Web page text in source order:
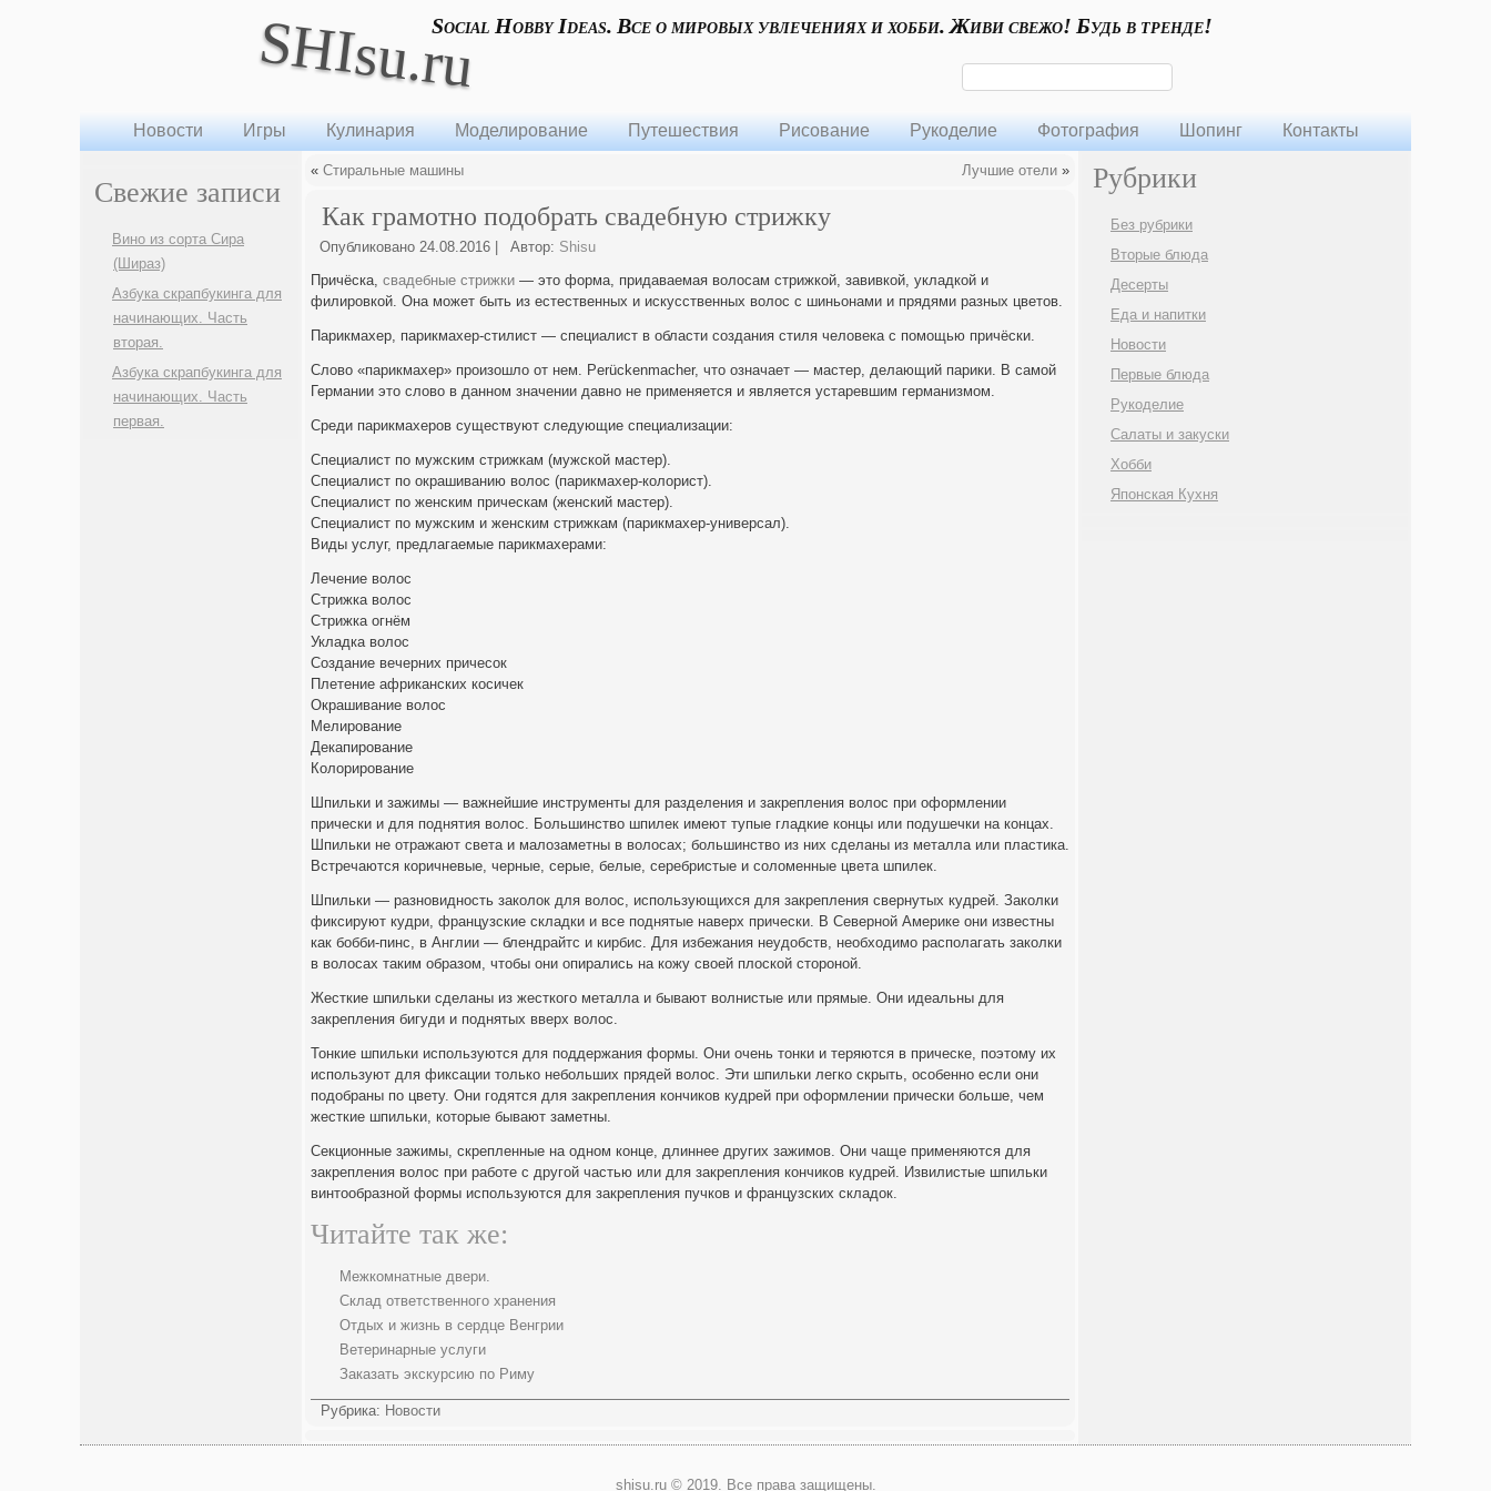
SHIsu.ruSocial Hobby Ideas. Все о мировых увлечениях и хобби. Живи свежо! Будь в тренде!
Новости Игры Кулинария Моделирование Путешествия Рисование Рукоделие Фотография Шопинг Контакты
Свежие записи
Вино из сорта Сира
(Шираз)
Азбука скрапбукинга для
начинающих. Часть
вторая.
Азбука скрапбукинга для
начинающих. Часть
первая.
« Стиральные машины Лучшие отели »
Как грамотно подобрать свадебную стрижку
Опубликовано 24.08.2016 Автор: Shisu
Причёска, свадебные стрижки — это форма, придаваемая волосам стрижкой, завивкой, укладкой и
филировкой. Она может быть из естественных и искусственных волос с шиньонами и прядями разных цветов.
Парикмахер, парикмахер-стилист — специалист в области создания стиля человека с помощью причёски.
Слово «парикмахер» произошло от нем. Perückenmacher, что означает — мастер, делающий парики. В самой
Германии это слово в данном значении давно не применяется и является устаревшим германизмом.
Среди парикмахеров существуют следующие специализации:
Специалист по мужским стрижкам (мужской мастер).
Специалист по окрашиванию волос (парикмахер-колорист).
Специалист по женским прическам (женский мастер).
Специалист по мужским и женским стрижкам (парикмахер-универсал).
Виды услуг, предлагаемые парикмахерами:
Лечение волос
Стрижка волос
Стрижка огнём
Укладка волос
Создание вечерних причесок
Плетение африканских косичек
Окрашивание волос
Мелирование
Декапирование
Колорирование
Шпильки и зажимы — важнейшие инструменты для разделения и закрепления волос при оформлении
прически и для поднятия волос. Большинство шпилек имеют тупые гладкие концы или подушечки на концах.
Шпильки не отражают света и малозаметны в волосах; большинство из них сделаны из металла или пластика.
Встречаются коричневые, черные, серые, белые, серебристые и соломенные цвета шпилек.
Шпильки — разновидность заколок для волос, использующихся для закрепления свернутых кудрей. Заколки
фиксируют кудри, французские складки и все поднятые наверх прически. В Северной Америке они известны
как бобби-пинс, в Англии — блендрайтс и кирбис. Для избежания неудобств, необходимо располагать заколки
в волосах таким образом, чтобы они опирались на кожу своей плоской стороной.
Жесткие шпильки сделаны из жесткого металла и бывают волнистые или прямые. Они идеальны для
закрепления бигуди и поднятых вверх волос.
Тонкие шпильки используются для поддержания формы. Они очень тонки и теряются в прическе, поэтому их
используют для фиксации только небольших прядей волос. Эти шпильки легко скрыть, особенно если они
подобраны по цвету. Они годятся для закрепления кончиков кудрей при оформлении прически больше, чем
жесткие шпильки, которые бывают заметны.
Секционные зажимы, скрепленные на одном конце, длиннее других зажимов. Они чаще применяются для
закрепления волос при работе с другой частью или для закрепления кончиков кудрей. Извилистые шпильки
винтообразной формы используются для закрепления пучков и французских складок.
Читайте так же:
Межкомнатные двери.
Склад ответственного хранения
Отдых и жизнь в сердце Венгрии
Ветеринарные услуги
Заказать экскурсию по Риму
Рубрика: Новости
Рубрики
Без рубрики
Вторые блюда
Десерты
Еда и напитки
Новости
Первые блюда
Рукоделие
Салаты и закуски
Хобби
Японская Кухня
shisu.ru © 2019. Все права защищены.